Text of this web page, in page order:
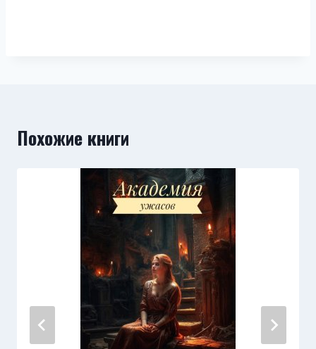
Похожие книги